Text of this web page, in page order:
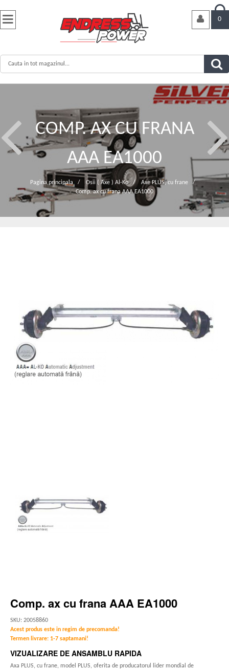

0

COMP. AX CU FRANA
AAA EA1000
Pagina principala / Osii ( Axe ) Al-Ko / Axe PLUS, cu frane
/
Comp. ax cu frana AAA EA1000
Comp. ax cu frana AAA EA1000
SKU: 20058860
Acest produs este in regim de precomanda!
Termen livrare: 1-7 saptamani!
VIZUALIZARE DE ANSAMBLU RAPIDA
Axa PLUS, cu frane, model PLUS, oferita de producatorul lider mondial de